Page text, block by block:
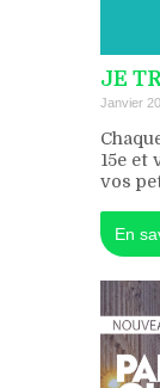
JE
Janvier
15e et
vos
En